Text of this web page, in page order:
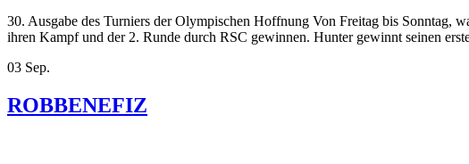
30. Ausgabe des Turniers der Olympischen Hoffnung Von Freitag bis
ihren Kampf und der 2. Runde durch RSC gewinnen. Hunter gewinnt seinen
03 Sep.
ROBBENEFIZ